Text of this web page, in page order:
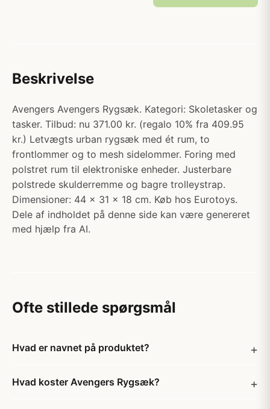
Beskrivelse
Avengers Avengers Rygsæk. Kategori: Skoletasker og
tasker. Tilbud: nu 371.00 kr. (regalo 10% fra 409.95
kr.) Letvægts urban rygsæk med ét rum, to
frontlommer og to mesh sidelommer. Foring med
polstret rum til elektroniske enheder. Justerbare
polstrede skulderremme og bagre trolleystrap.
Dimensioner: 44 x 31 x 18 cm. Køb hos Eurotoys.
Dele af indholdet på denne side kan være genereret
med hjælp fra AI.
Ofte stillede spørgsmål
Hvad er navnet på produktet?
Hvad koster Avengers Rygsæk?